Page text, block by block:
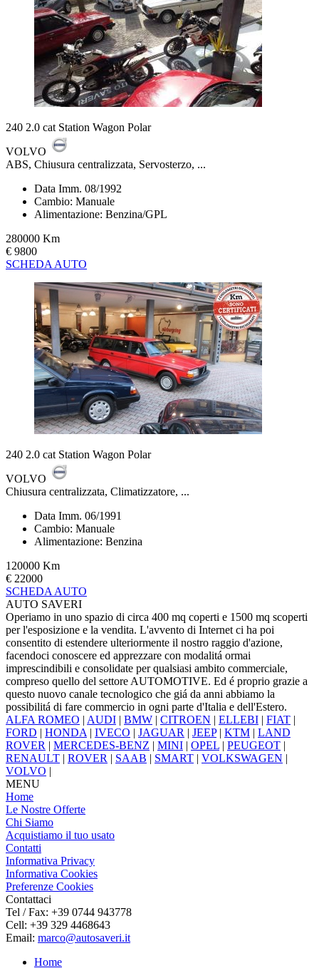
240 2.0 cat Station Wagon Polar
VOLVO
ABS, Chiusura centralizzata, Servosterzo, ...
Data Imm. 08/1992
Cambio: Manuale
Alimentazione: Benzina/GPL
280000 Km
€ 9800
SCHEDA AUTO
240 2.0 cat Station Wagon Polar
VOLVO
Chiusura centralizzata, Climatizzatore, ...
Data Imm. 06/1991
Cambio: Manuale
Alimentazione: Benzina
120000 Km
€ 22000
SCHEDA AUTO
AUTO SAVERI
Operiamo in uno spazio di circa 400 mq coperti e 1500 mq scoperti
per l'esposizione e la vendita. L'avvento di Internet ci ha poi
consentito di estendere ulteriormente il nostro raggio d'azione,
facendoci conoscere ed apprezzare con modalitá ormai
imprescindibili e consolidate per qualsiasi ambito commerciale,
compreso quello del settore AUTOMOTIVE. Ed é proprio grazie a
questo nuovo canale tecnologico che giá da anni abbiamo la
possibilitá di fare commercio in ogni parte d'Italia e dell'Estero.
ALFA ROMEO | AUDI | BMW | CITROEN | ELLEBI | FIAT |
FORD | HONDA | IVECO | JAGUAR | JEEP| KTM | LAND
ROVER | MERCEDES-BENZ | MINI | OPEL | PEUGEOT |
RENAULT | ROVER | SAAB | SMART | VOLKSWAGEN |
VOLVO |
MENU
Home
Le Nostre Offerte
Chi Siamo
Acquistiamo il tuo usato
Contatti
Informativa Privacy
Informativa Cookies
Preferenze Cookies
Contattaci
Tel / Fax: +39 0744 943778
Cell: +39 329 4468643
Email: marco@autosaveri.it
Home